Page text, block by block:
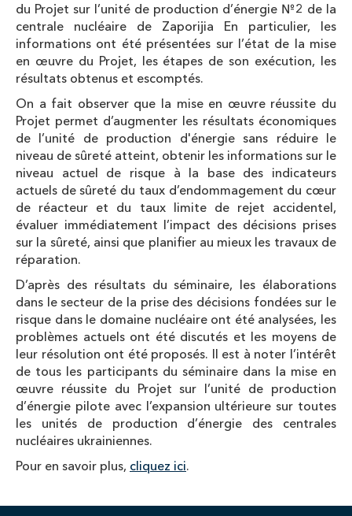
du Projet sur l’unité de production d’énergie №2 de la
centrale nucléaire de Zaporijia En particulier, les
informations ont été présentées sur l’état de la mise
en œuvre du Projet, les étapes de son exécution, les
résultats obtenus et escomptés.
On a fait observer que la mise en œuvre réussite du
Projet permet d’augmenter les résultats économiques
de l’unité de production d'énergie sans réduire le
niveau de sûreté atteint, obtenir les informations sur le
niveau actuel de risque à la base des indicateurs
actuels de sûreté du taux d’endommagement du cœur
de réacteur et du taux limite de rejet accidentel,
évaluer immédiatement l’impact des décisions prises
sur la sûreté, ainsi que planifier au mieux les travaux de
réparation.
D’après des résultats du séminaire, les élaborations
dans le secteur de la prise des décisions fondées sur le
risque dans le domaine nucléaire ont été analysées, les
problèmes actuels ont été discutés et les moyens de
leur résolution ont été proposés. Il est à noter l’intérêt
de tous les participants du séminaire dans la mise en
œuvre réussite du Projet sur l’unité de production
d’énergie pilote avec l’expansion ultérieure sur toutes
les unités de production d’énergie des centrales
nucléaires ukrainiennes.
Pour en savoir plus, cliquez ici.